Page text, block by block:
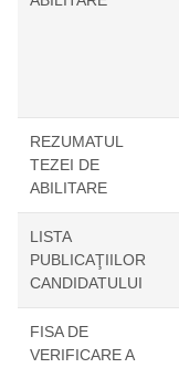
REZUMATUL
TEZEI DE
ABILITARE
LISTA
PUBLICAŢIILOR
CANDIDATULUI
FISA DE
VERIFICARE A